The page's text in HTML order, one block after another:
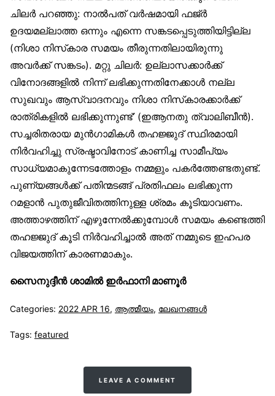
ചിലർ പറഞ്ഞു: നാൽപത് വർഷമായി ഫജ്ർ
ഉദയമല്ലാത്ത ഒന്നും എന്നെ സങ്കടപ്പെടുത്തിയിട്ടില്ല
(നിശാ നിസ്‌കാര സമയം തീരുന്നതിലായിരുന്നു
അവർക്ക് സങ്കടം). മറ്റു ചിലർ: ഉല്ലാസക്കാർക്ക്
വിനോദങ്ങളിൽ നിന്ന് ലഭിക്കുന്നതിനേക്കാൾ നല്ല
സുഖവും ആസ്വാദനവും നിശാ നിസ്‌കാരക്കാർക്ക്
രാത്രികളിൽ ലഭിക്കുന്നുണ്ട്’ (ഇആനതു ത്വാലിബീൻ).
സച്ചരിതരായ മുൻഗാമികൾ തഹജ്ജുദ് സ്ഥിരമായി
നിർവഹിച്ചു സ്രഷ്ടാവിനോട് കാണിച്ച സാമീപ്യം
സാധ്യമാകുന്നേടത്തോളം നമ്മളും പകർത്തേണ്ടതുണ്ട്.
പുണ്യങ്ങൾക്ക് പതിന്മടങ്ങ് പ്രതിഫലം ലഭിക്കുന്ന
റമളാൻ പുതുജീവിതത്തിനുള്ള ശ്രമം കൂടിയാവണം.
അത്താഴത്തിന് എഴുന്നേൽക്കുമ്പോൾ സമയം കണ്ടെത്തി
തഹജ്ജുദ് കൂടി നിർവഹിച്ചാൽ അത് നമ്മുടെ ഇഹപര
വിജയത്തിന് കാരണമാകും.
സൈനുദ്ദീൻ ശാമിൽ ഇർഫാനി മാണൂർ
Categories: 2022 APR 16, ആത്മീയം, ലേഖനങ്ങള്‍
Tags: featured
LEAVE A COMMENT